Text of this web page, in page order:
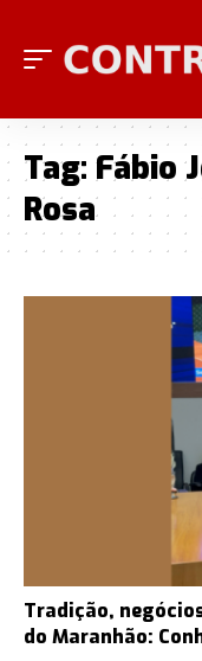
Tag: Fábio
Rosa
Tradição,
do Maranhão: